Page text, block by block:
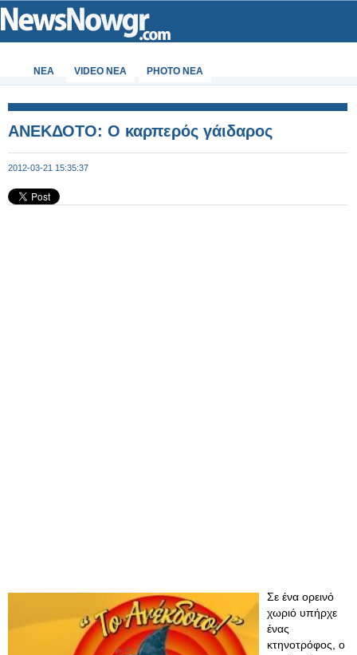
ΝΕΑ VIDEO NEA PHOTO NEA
ΑΝΕΚΔΟΤΟ: Ο καρπερός γάιδαρος
2012-03-21 15:35:37
Σε ένα ορεινό
χωριό υπήρχε
ένας
κτηνοτρόφος, ο